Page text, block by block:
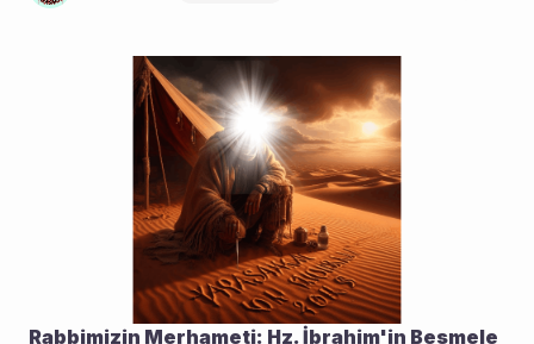
Rabbimizin Merhameti: Hz. İbrahim'in Besmele